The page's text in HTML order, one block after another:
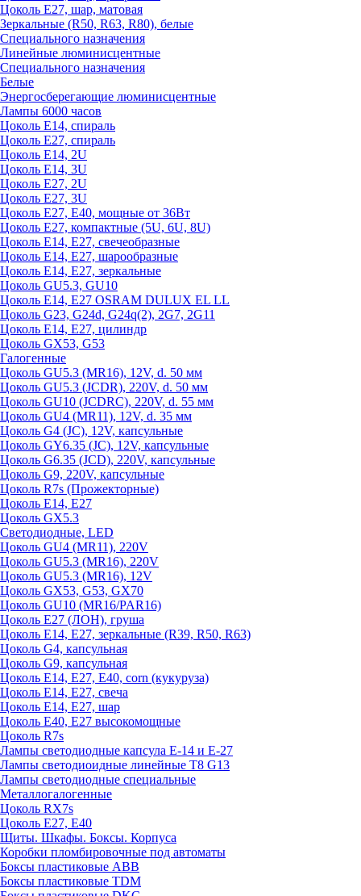
Цоколь Е27, шар, матовая
Зеркальные (R50, R63, R80), белые
Специального назначения
Линейные люминисцентные
Специального назначения
Белые
Энергосберегающие люминисцентные
Лампы 6000 часов
Цоколь Е14, спираль
Цоколь Е27, спираль
Цоколь Е14, 2U
Цоколь Е14, 3U
Цоколь Е27, 2U
Цоколь Е27, 3U
Цоколь Е27, Е40, мощные от 36Вт
Цоколь Е27, компактные (5U, 6U, 8U)
Цоколь Е14, Е27, свечеобразные
Цоколь Е14, Е27, шарообразные
Цоколь Е14, Е27, зеркальные
Цоколь GU5.3, GU10
Цоколь Е14, Е27 OSRAM DULUX EL LL
Цоколь G23, G24d, G24q(2), 2G7, 2G11
Цоколь Е14, Е27, цилиндр
Цоколь GX53, G53
Галогенные
Цоколь GU5.3 (MR16), 12V, d. 50 мм
Цоколь GU5.3 (JCDR), 220V, d. 50 мм
Цоколь GU10 (JCDRC), 220V, d. 55 мм
Цоколь GU4 (MR11), 12V, d. 35 мм
Цоколь G4 (JC), 12V, капсульные
Цоколь GY6.35 (JC), 12V, капсульные
Цоколь G6.35 (JCD), 220V, капсульные
Цоколь G9, 220V, капсульные
Цоколь R7s (Прожекторные)
Цоколь E14, E27
Цоколь GX5.3
Светодиодные, LED
Цоколь GU4 (MR11), 220V
Цоколь GU5.3 (MR16), 220V
Цоколь GU5.3 (MR16), 12V
Цоколь GX53, G53, GX70
Цоколь GU10 (MR16/PAR16)
Цоколь Е27 (ЛОН), груша
Цоколь Е14, Е27, зеркальные (R39, R50, R63)
Цоколь G4, капсульная
Цоколь G9, капсульная
Цоколь Е14, Е27, Е40, corn (кукуруза)
Цоколь Е14, Е27, свеча
Цоколь Е14, Е27, шар
Цоколь Е40, Е27 высокомощные
Цоколь R7s
Лампы светодиодные капсула Е-14 и Е-27
Лампы светодиоидные линейные T8 G13
Лампы светодиодные специальные
Металлогалогенные
Цоколь RX7s
Цоколь Е27, E40
Щиты. Шкафы. Боксы. Корпуса
Коробки пломбировочные под автоматы
Боксы пластиковые ABB
Боксы пластиковые TDM